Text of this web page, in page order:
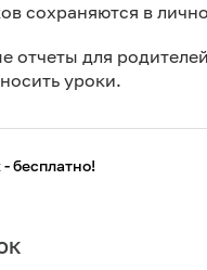
сохраняются в
отчеты для
уроки.
бесплатно!